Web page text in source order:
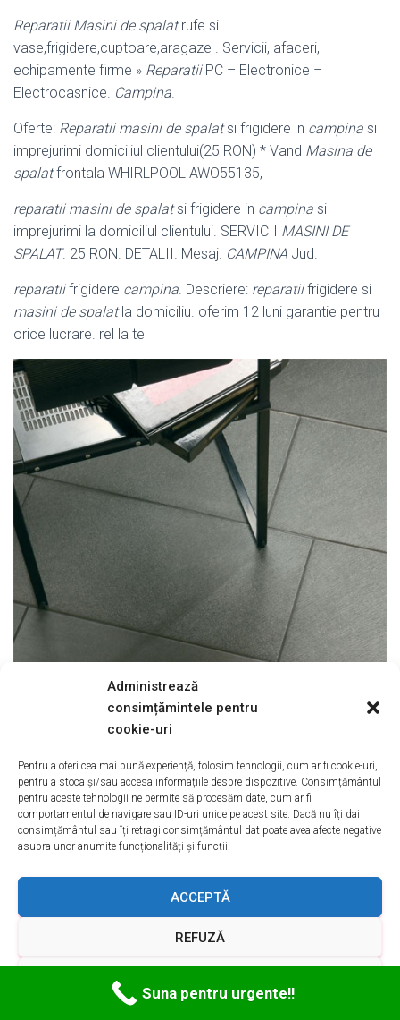
Administrează
consimțămintele pentru
cookie-uri
Pentru a oferi cea mai bună experiență, folosim tehnologii, cum ar fi cookie-uri,
pentru a stoca și/sau accesa informațiile despre dispozitive. Consimțământul
pentru aceste tehnologii ne permite să procesăm date, cum ar fi
comportamentul de navigare sau ID-uri unice pe acest site. Dacă nu îți dai
consimțământul sau îți retragi consimțământul dat poate avea afecte negative
asupra unor anumite funcționalități și funcții.
ACCEPTĂ
REFUZĂ
Reparatii Masini de spalatrufe si
vase,frigidere,cuptoare,aragaze . Servicii, afaceri,
echipamente firme » ReparatiiPC – Electronice –
Electrocasnice. Campina.
Oferte: Reparatii masini de spalatsi frigidere in campina si
imprejurimi domiciliul clientului(25 RON) * Vand Masina de
spalatfrontala WHIRLPOOL AWO55135,
reparatii masini de spalatsi frigidere in campina si
imprejurimi la domiciliul clientului. SERVICII MASINI DE
SPALAT. 25 RON. DETALII. Mesaj. CAMPINA Jud.
reparatiifrigidere campina. Descriere: reparatiifrigidere si
masini de spalatla domiciliu. oferim 12 luni garantie pentru
orice lucrare. rel la tel
PRAHOVA
ServiceReparatii Masini de spalat Azuga. Service Reparatii
Azuga reprezinta pagina unde puteti gasi informatii despre
Prahova,AzugaFrigidere, Aparatura
Medicala, Incaltaminte-Marochinarie-Croitorie,Masini de
, Instalatii electrice, Instalatii frigorifice,
BRASOV SI IMPREJURIMILE JUDETULUI:
Brasov. Predeal, Azuga, Feldioara, Rasnov, Tohan,
Suna pentru urgente!!